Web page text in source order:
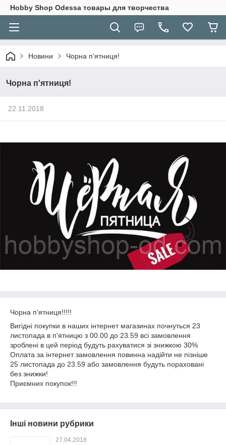
Hobbу Shop Odessa товары для творчества
Новини Чорна п'ятниця!
Чорна п'ятниця!
22.11.2018
Чорна п'ятниця!!!!!
Вигідні покупки в наших інтернет магазинах почнуться 23
листопада в п'ятницю з 00.00 до 23.59 всі замовлення
зроблені в цей період будуть рахуватися зі знижкою 30%
Оплата за інтернет замовлення повинна надійти не пізніше
25 листопада до 23.59 або замовлення будуть пораховані
без знижки!
Приємних покупок!!!
Інші новини рубрики
27.04.2018